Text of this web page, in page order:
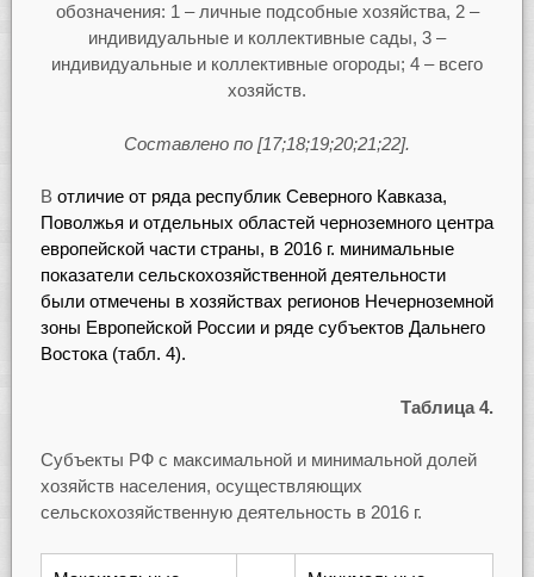
обозначения: 1 – личные подсобные хозяйства, 2 –
индивидуальные и коллективные сады, 3 –
индивидуальные и коллективные огороды; 4 – всего
хозяйств.
Составлено по [17;18;19;20;21;22].
В отличие от ряда республик Северного Кавказа,
Поволжья и отдельных областей черноземного центра
европейской части страны, в 2016 г. минимальные
показатели сельскохозяйственной деятельности
были отмечены в хозяйствах регионов Нечерноземной
зоны Европейской России и ряде субъектов Дальнего
Востока (табл. 4).
Таблица 4.
Субъекты РФ с максимальной и минимальной долей
хозяйств населения, осуществляющих
сельскохозяйственную деятельность в 2016 г.